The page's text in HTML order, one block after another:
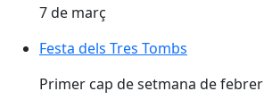
7 de març
Festa dels Tres Tombs
Festa dels Tres Tombs
Primer cap de setmana de febrer